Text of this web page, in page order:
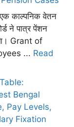
एक काल्पनिक वेतन
ने पात्र पेंशन
Grant of
... Read
Bengal
Pay Levels,
Fixation